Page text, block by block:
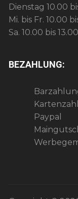
Dienstag 10.00
Mi. bis Fr. 10.00
Sa. 10.00 bis
BEZAHLUNG:
Paypal